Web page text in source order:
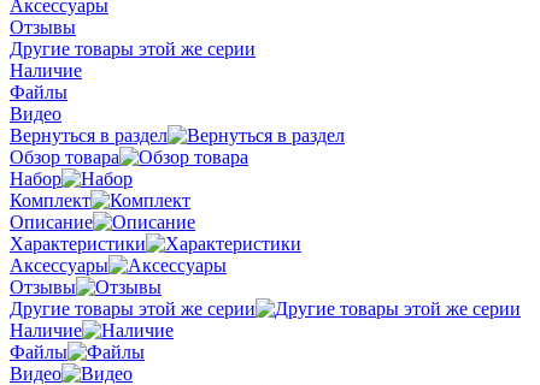
Аксессуары
Отзывы
Другие товары этой же серии
Наличие
Файлы
Видео
Вернуться в раздел
Обзор товара
Набор
Комплект
Описание
Характеристики
Аксессуары
Отзывы
Другие товары этой же серии
Наличие
Файлы
Видео